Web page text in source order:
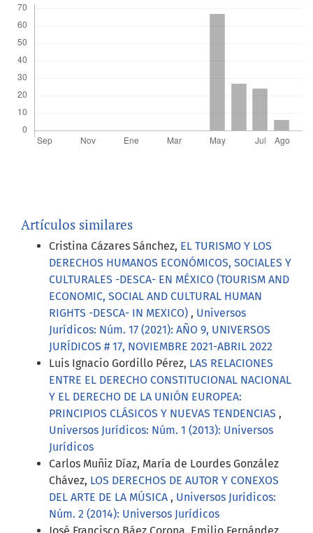
Artículos similares
Cristina Cázares Sánchez, EL TURISMO Y LOS
DERECHOS HUMANOS ECONÓMICOS, SOCIALES Y
CULTURALES -DESCA- EN MÉXICO (TOURISM AND
ECONOMIC, SOCIAL AND CULTURAL HUMAN
RIGHTS -DESCA- IN MEXICO) , Universos
Jurídicos: Núm. 17 (2021): AÑO 9, UNIVERSOS
JURÍDICOS # 17, NOVIEMBRE 2021-ABRIL 2022
Luis Ignacio Gordillo Pérez, LAS RELACIONES
ENTRE EL DERECHO CONSTITUCIONAL NACIONAL
Y EL DERECHO DE LA UNIÓN EUROPEA:
PRINCIPIOS CLÁSICOS Y NUEVAS TENDENCIAS ,
Universos Jurídicos: Núm. 1 (2013): Universos
Jurídicos
Carlos Muñiz Díaz, María de Lourdes González
Chávez, LOS DERECHOS DE AUTOR Y CONEXOS
DEL ARTE DE LA MÚSICA , Universos Jurídicos:
Núm. 2 (2014): Universos Jurídicos
José Francisco Báez Corona, Emilio Fernández